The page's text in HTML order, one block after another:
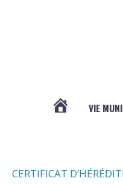
VIE
CERTIFICAT